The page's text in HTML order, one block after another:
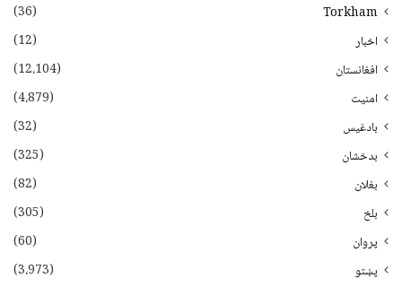
Torkham
(36)
اخبار
(12)
افغانستان
(12،104)
امنیت
(4،879)
بادغیس
(32)
بدخشان
(325)
بغلان
(82)
بلخ
(305)
پروان
(60)
پښتو
(3،973)